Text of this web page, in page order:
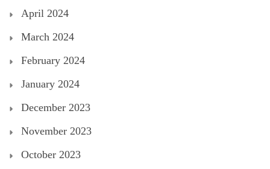
April 2024
March 2024
February 2024
January 2024
December 2023
November 2023
October 2023